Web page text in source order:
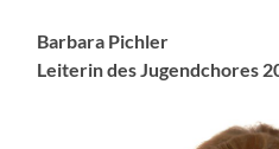
Barbara Pichler
Leiterin des Jugendchores